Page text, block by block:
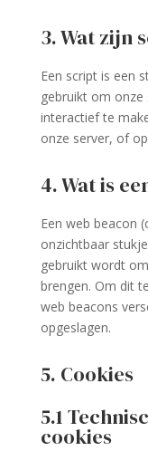
3. Wat zijn
Een script is een
gebruikt om
interactief te
onze server, of
4. Wat is
Een web beacon
onzichtbaar
gebruikt wordt
brengen. Om dit
web beacons
opgeslagen.
5. Cookies
5.1
cookies